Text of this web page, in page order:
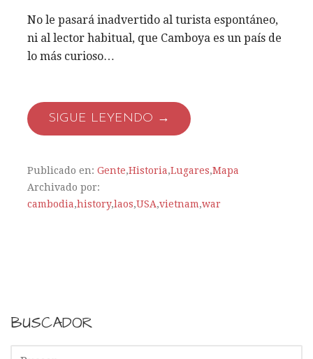
No le pasará inadvertido al turista espontáneo,
ni al lector habitual, que Camboya es un país de
lo más curioso…
SIGUE LEYENDO →
Publicado en: Gente,Historia,Lugares,Mapa
Archivado por:
cambodia,history,laos,USA,vietnam,war
BUSCADOR